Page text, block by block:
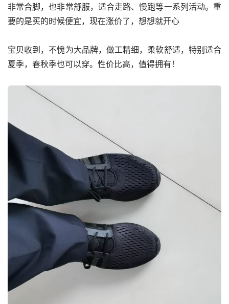
非常合脚，也非常舒服，适合走路、慢跑等一系列活动。重
要的是买的时候便宜，现在涨价了，想想就开心
宝贝收到，不愧为大品牌，做工精细，柔软舒适，特别适合
夏季，春秋季也可以穿。性价比高，值得拥有！